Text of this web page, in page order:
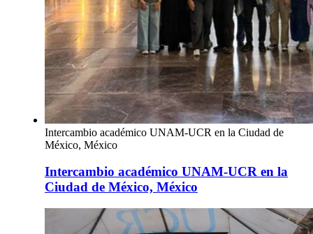
Intercambio académico UNAM-UCR en la Ciudad de
México, México
Intercambio académico UNAM-UCR en la
Ciudad de México, México